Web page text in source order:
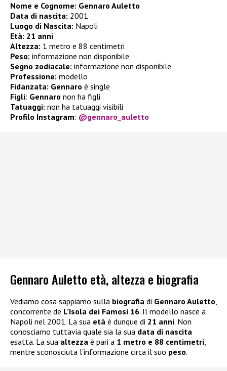
Nome e Cognome: Gennaro Auletto
Data di nascita: 2001
Luogo di Nascita: Napoli
Età: 21 anni
Altezza: 1 metro e 88 centimetri
Peso: informazione non disponibile
Segno zodiacale: informazione non disponibile
Professione: modello
Fidanzata: Gennaro è single
Figli: Gennaro non ha figli
Tatuaggi: non ha tatuaggi visibili
Profilo Instagram: @gennaro_auletto
Gennaro Auletto età, altezza e biografia
Vediamo cosa sappiamo sulla biografia di Gennaro Auletto
concorrente de L’Isola dei Famosi 16. Il modello nasce a
Napoli nel 2001. La sua età è dunque di 21 anni. Non
conosciamo tuttavia quale sia la sua data di nascita
esatta. La sua altezza è pari a 1 metro e 88 centimetri
mentre sconosciuta l’informazione circa il suo peso.